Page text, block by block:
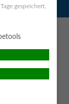
Dabei ist
für Sie.
bzw.
wird
Beratung und
Besuch der
gespeichert.